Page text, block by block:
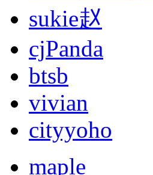
sukie赵
cjPanda
btsb
vivian
cityyoho
maple